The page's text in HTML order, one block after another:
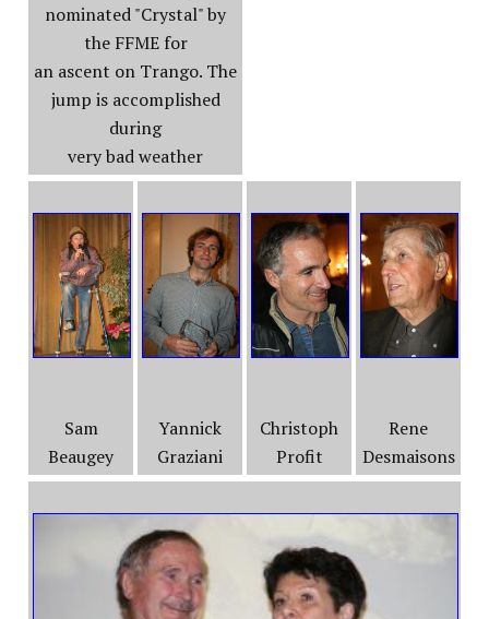
nominated "Crystal" by
the FFME for
an ascent on Trango. The
jump is accomplished
during
very bad weather
Sam
Beaugey
Yannick
Graziani
Christoph
Profit
Rene
Desmaisons